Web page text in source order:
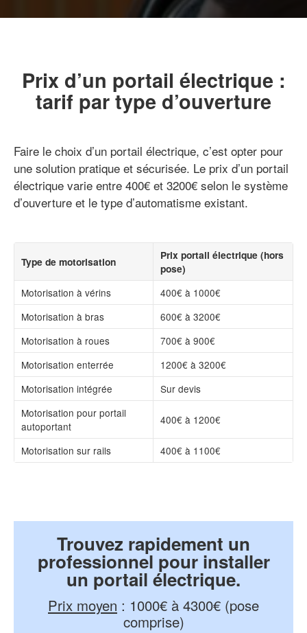
Prix d’un portail électrique :
tarif par type d’ouverture
Faire le choix d’un portail électrique, c’est opter pour
une solution pratique et sécurisée. Le prix d’un portail
électrique varie entre 400€ et 3200€ selon le système
d’ouverture et le type d’automatisme existant.
Type de motorisation
Prix portail électrique (hors
pose)
Motorisation à vérins
400€ à 1000€
Motorisation à bras
600€ à 3200€
Motorisation à roues
700€ à 900€
Motorisation enterrée
1200€ à 3200€
Motorisation intégrée
Sur devis
Motorisation pour portail
autoportant
400€ à 1200€
Motorisation sur rails 400€ à 1100€
Trouvez rapidement un
professionnel pour installer
un portail électrique.
Prix moyen : 1000€ à 4300€ (pose
comprise)